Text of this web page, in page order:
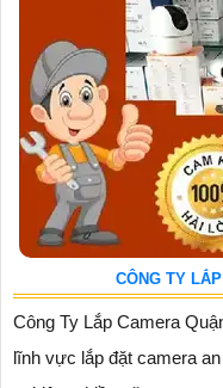
CÔNG TY
Công Ty Lắp Camera
lĩnh vực lắp đặt camera